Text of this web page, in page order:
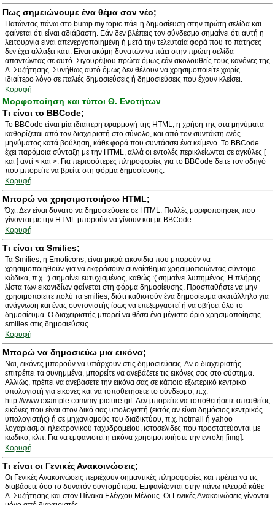
Πως σημειώνουμε ένα θέμα σαν νέο;
Πατώντας πάνω στο bump my topic πάει η δημοσίευση στην πρώτη σελίδα και
φαίνεται ότι είναι αδιάβαστη. Εάν δεν βλέπεις τον σύνδεσμο σημαίνει ότι αυτή η
λειτουργία είναι απενεργοποιημένη ή μετά την τελευταία φορά που το πάτησες
δεν έχει αλλάξει κάτι. Είναι ακόμη δυνατών να πάει στην πρώτη σελίδα
απαντώντας σε αυτό. Σιγουρέψου πρώτα όμως εάν ακολουθείς τους κανόνες της
Δ. Συζήτησης. Συνήθως αυτό όμως δεν θέλουν να χρησιμοποιείτε χωρίς
ιδιαίτερο λόγο σε παλιές δημοσιεύσεις ή δημοσιεύσεις που έχουν κλείσει.
Κορυφή
Μορφοποίηση και τύποι Θ. Ενοτήτων
Τι είναι το BBCode;
Το BBCode είναι μία ιδιαίτερη εφαρμογή της HTML, η χρήση της στα μηνύματα
καθορίζεται από τον διαχειριστή στο σύνολο, και από τον συντάκτη ενός
μηνύματος κατά βούληση, κάθε φορά που συντάσσει ένα κείμενο. Το BBCode
έχει παρόμοια σύνταξη με την HTML, αλλά οι εντολές περικλείωνται σε αγκύλες [
και ] αντί < και >. Για περισσότερες πληροφορίες για το BBCode δείτε τον οδηγό
που μπορείτε να βρείτε στη φόρμα δημοσίευσης.
Κορυφή
Μπορώ να χρησιμοποιήσω HTML;
Όχι. Δεν είναι δυνατό να δημοσιεύσετε σε HTML. Πολλές μορφοποιήσεις που
γίνονται με την HTML μπορούν να γίνουν και με BBCode.
Κορυφή
Τι είναι τα Smilies;
Τα Smilies, ή Emoticons, είναι μικρά εικονίδια που μπορούν να
χρησιμοποιηθούν για να εκφράσουν συναίσθημα χρησιμοποιώντας σύντομο
κώδικα, π.χ. :) σημαίνει ευτυχισμένος, καθώς :( σημαίνει λυπημένος. Η πλήρης
λίστα των εικονιδίων φαίνεται στη φόρμα δημοσίευσης. Προσπαθήστε να μην
χρησιμοποιείτε πολύ τα smilies, διότι καθιστούν ένα δημοσίευμα ακατάλληλο για
ανάγνωση και ένας συντονιστής ίσως να επεξεργαστεί ή να σβήσει όλο το
δημοσίευμα. Ο διαχειριστής μπορεί να θέσει ένα μέγιστο όριο χρησιμοποίησης
smilies στις δημοσιεύσεις.
Κορυφή
Μπορώ να δημοσιεύω μια εικόνα;
Ναι, εικόνες μπορούν να υπάρχουν στις δημοσιεύσεις. Αν ο διαχειριστής
επιτρέπει τα συνημμένα, μπορείτε να ανεβάζετε τις εικόνες σας στο σύστημα.
Αλλιώς, πρέπει να ανεβάσετε την εικόνα σας σε κάποιο εξωτερικό κεντρικό
υπολογιστή για εικόνες και να τοποθετήσετε το σύνδεσμο, π.χ.
http://www.example.com/my-picture.gif. Δεν μπορείτε να τοποθετήσετε απευθείας
εικόνες που είναι στον δικό σας υπολογιστή (εκτός αν είναι δημόσιος κεντρικός
υπολογιστής) ή σε μηχανισμούς του διαδικτύου, π.χ. hotmail ή yahoo
λογαριασμοί ηλεκτρονικού ταχυδρομείου, ιστοσελίδες που προστατεύονται με
κωδικό, κλπ. Για να εμφανιστεί η εικόνα χρησιμοποιήστε την εντολή [img].
Κορυφή
Τι είναι οι Γενικές Ανακοινώσεις;
Οι Γενικές Ανακοινώσεις περιέχουν σημαντικές πληροφορίες και πρέπει να τις
διαβάσετε όσο το δυνατόν συντομότερα. Εμφανίζονται στην πάνω πλευρά κάθε
Δ. Συζήτησης και στον Πίνακα Ελέγχου Μέλους. Οι Γενικές Ανακοινώσεις γίνονται